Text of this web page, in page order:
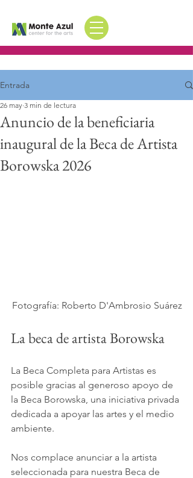
Entrada
Anuncio de la beneficiaria
inaugural de la Beca de Artista
Borowska 2026
26 may 3 min de lectura
Fotografía: Roberto D'Ambrosio Suárez
La beca de artista Borowska
La Beca Completa para Artistas es
posible gracias al generoso apoyo de
la Beca Borowska, una iniciativa privada
dedicada a apoyar las artes y el medio
ambiente.
Nos complace anunciar a la artista
seleccionada para nuestra Beca de